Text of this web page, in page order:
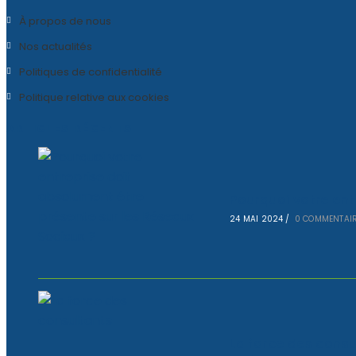
À propos de nous
Nos actualités
Politiques de confidentialité
Politique relative aux cookies
24 MAI 2024 / 0